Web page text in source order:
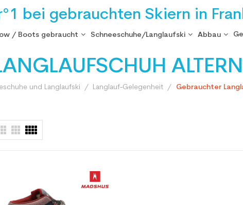
bei gebrauchten Skiern in
/ Boots gebraucht Schneeschuhe/Langlaufski Abbau
und Langlaufski Langlauf-Gelegenheit Gebrauchter